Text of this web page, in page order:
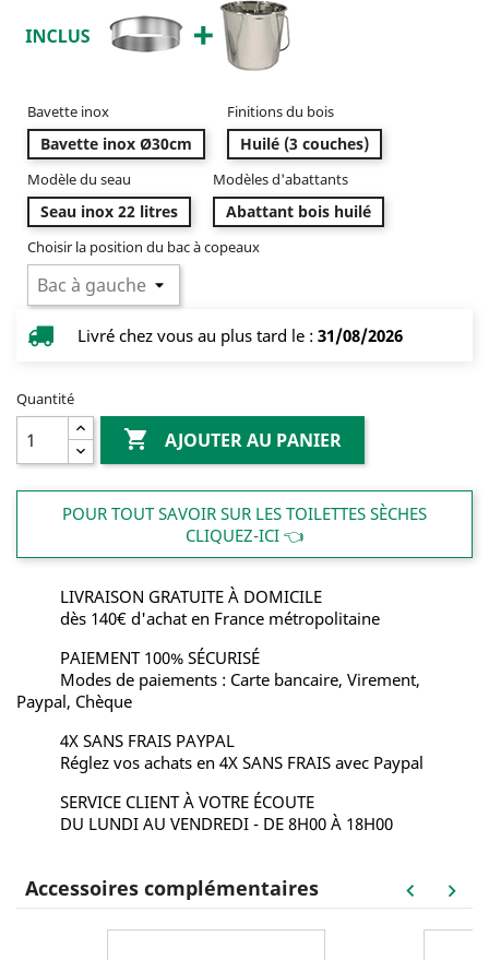
Bavette inox
Bavette inox Ø30cm
Finitions du bois
Huilé (3 couches)
Modèle du seau
Seau inox 22 litres
Modèles d'abattants
Abattant bois huilé
Choisir la position du bac à copeaux
Livré chez vous au plus tard le : 31/08/2026
Quantité
 AJOUTER AU PANIER
POUR TOUT SAVOIR SUR LES TOILETTES SÈCHES
CLIQUEZ-ICI 👈
LIVRAISON GRATUITE À DOMICILE
dès 140€ d'achat en France métropolitaine
PAIEMENT 100% SÉCURISÉ
Modes de paiements : Carte bancaire, Virement,
Paypal, Chèque
4X SANS FRAIS PAYPAL
Réglez vos achats en 4X SANS FRAIS avec Paypal
SERVICE CLIENT À VOTRE ÉCOUTE
DU LUNDI AU VENDREDI - DE 8H00 À 18H00
Accessoires complémentaires keyboard_arrow_left keyboard_arrow_right